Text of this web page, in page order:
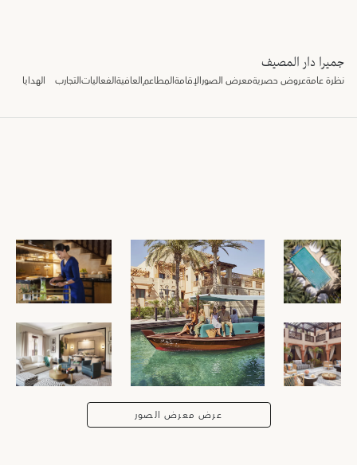
جميرا دار المصيف
نظرة عامةعروض حصريةمعرض الصورالإقامةالمطاعمالعافيةالفعالياتالتجارب الهدايا
عرض معرض الصور